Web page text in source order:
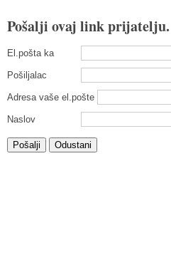
Pošalji ovaj link prijatelju.
El.pošta ka
Pošiljalac
Adresa vaše el.pošte
Naslov
Pošalji Odustani